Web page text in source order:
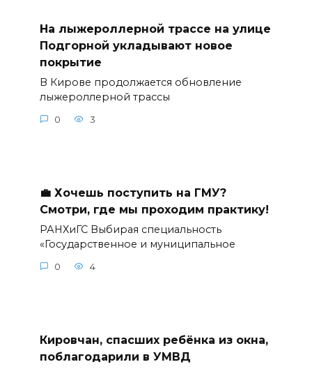
На лыжероллерной трассе на улице
Подгорной укладывают новое
покрытие
В Кирове продолжается обновление
лыжероллерной трассы
0 3
💼 Хочешь поступить на ГМУ?
Смотри, где мы проходим практику!
РАНХиГС Выбирая специальность
«Государственное и муниципальное
0 4
Кировчан, спасших ребёнка из окна,
поблагодарили в УМВД